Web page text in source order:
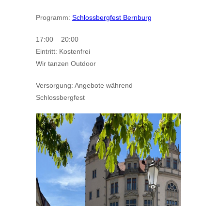
Programm: Schlossbergfest Bernburg
17:00 – 20:00
Eintritt: Kostenfrei
Wir tanzen Outdoor
Versorgung: Angebote während
Schlossbergfest